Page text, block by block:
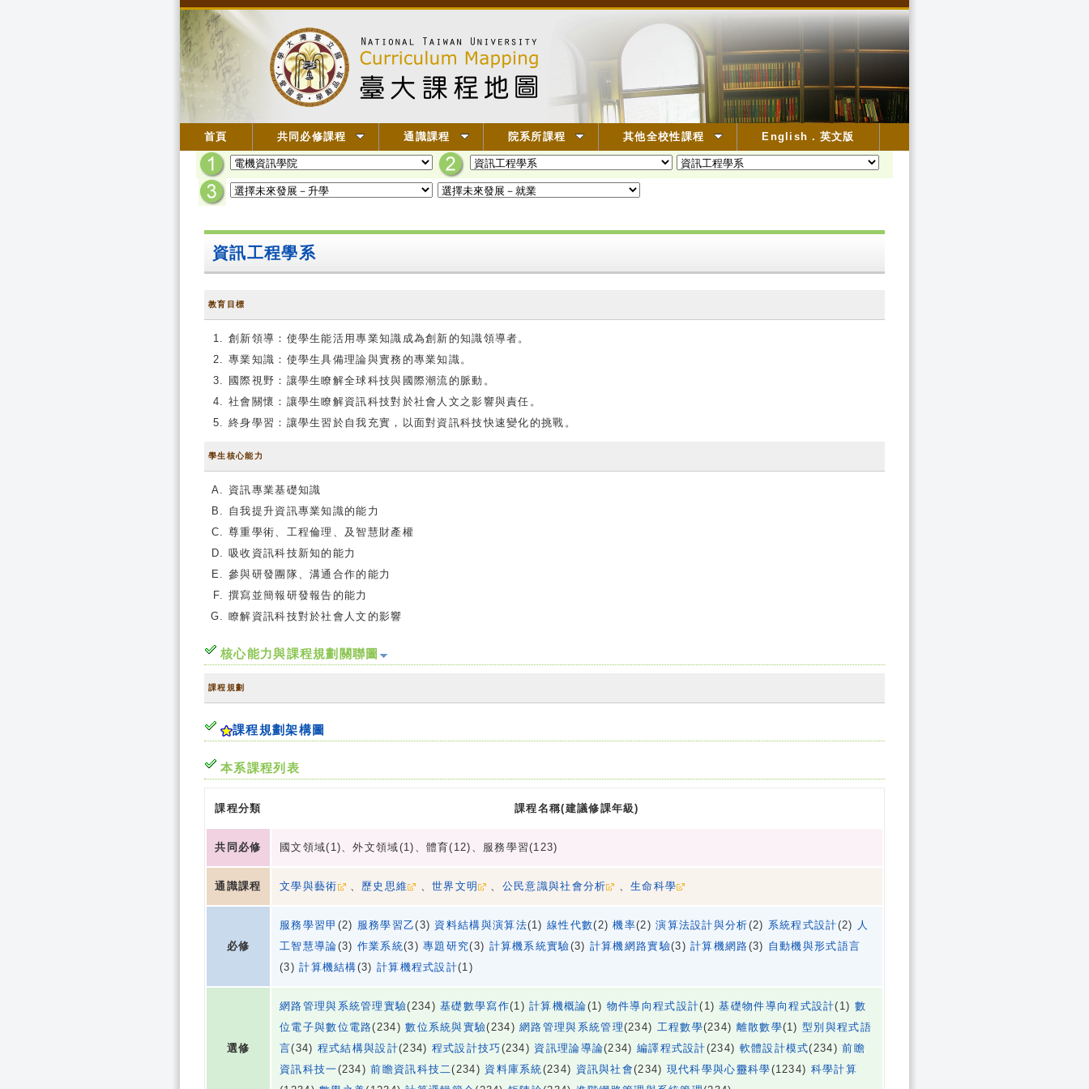
首頁 共同必修課程 通識課程 院系所課程 其他全校性課程 English．英文版
資訊工程學系
教育目標
創新領導：使學生能活用專業知識成為創新的知識領導者。
專業知識：使學生具備理論與實務的專業知識。
國際視野：讓學生瞭解全球科技與國際潮流的脈動。
社會關懷：讓學生瞭解資訊科技對於社會人文之影響與責任。
終身學習：讓學生習於自我充實，以面對資訊科技快速變化的挑戰。
學生核心能力
資訊專業基礎知識
自我提升資訊專業知識的能力
尊重學術、工程倫理、及智慧財產權
吸收資訊科技新知的能力
參與研發團隊、溝通合作的能力
撰寫並簡報研發報告的能力
瞭解資訊科技對於社會人文的影響
核心能力與課程規劃關聯圖
課程規劃
課程規劃架構圖
本系課程列表
課程分類 課程名稱(建議修課年級)
共同必修 國文領域(1)、外文領域(1)、體育(12)、服務學習(123)
通識課程 文學與藝術 、 歷史思維 、 世界文明 、 公民意識與社會分析 、生命科學
必修
服務學習甲 (2) 服務學習乙(3) 資料結構與演算法(1)線性代數(2)機率(2)演算法設計與分析(2) 系統程式設計(2) 人
工智慧導論(3) 作業系統(3)專題研究(3) 計算機系統實驗(3) 計算機網路實驗(3)計算機網路(3) 自動機與形式語言
(3)計算機結構(3) 計算機程式設計(1)
選修
網路管理與系統管理實驗(234)基礎數學寫作(1)計算機概論(1) 物件導向程式設計(1)基礎物件導向程式設計(1) 數
位電子與數位電路(234)數位系統與實驗(234)網路管理與系統管理(234) 工程數學(234) 離散數學(1)型別與程式語
言(34) 程式結構與設計(234) 程式設計技巧(234) 資訊理論導論(234) 編譯程式設計(234) 軟體設計模式(234)前瞻
資訊科技一(234)前瞻資訊科技二(234) 資料庫系統(234) 資訊與社會(234) 現代科學與心靈科學(1234) 科學計算